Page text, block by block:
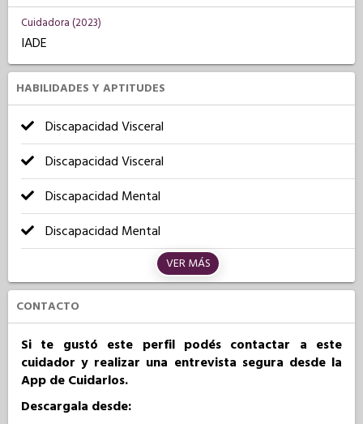
Cuidadora (2023)
IADE
HABILIDADES Y APTITUDES
Discapacidad Visceral
Discapacidad Visceral
Discapacidad Mental
Discapacidad Mental
VER MÁS
CONTACTO
Si te gustó este perfil podés contactar a este
cuidador y realizar una entrevista segura desde la
App de Cuidarlos.
Descargala desde: